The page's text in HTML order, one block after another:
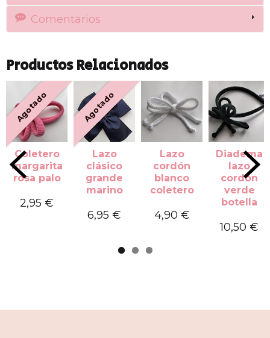
Comentarios
Productos Relacionados
Agotado
Coletero
margarita
rosa palo
2,95 €
Agotado
Lazo
clásico
grande
marino
6,95 €
Lazo
cordón
blanco
coletero
4,90 €
Diadema
lazo
cordón
verde
botella
10,50 €